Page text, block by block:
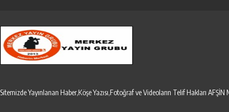
Sitemizde Yayınlanan Haber,Köşe Yazısı,Fotoğraf ve Videoların Telif Hakları